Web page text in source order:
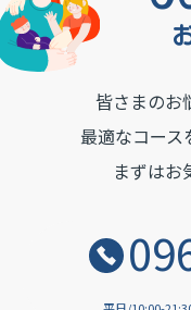
皆さまのお
最適なコース
まずはお